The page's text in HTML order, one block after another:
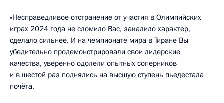
«Несправедливое отстранение от участия в Олимпийских
играх 2024 года не сломило Вас, закалило характер,
сделало сильнее. И на чемпионате мира в Тиране Вы
убедительно продемонстрировали свои лидерские
качества, уверенно одолели опытных соперников
и в шестой раз поднялись на высшую ступень пьедестала
почёта.